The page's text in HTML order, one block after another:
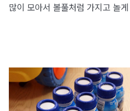
많이 모아서 볼풀처럼 가지고 놀